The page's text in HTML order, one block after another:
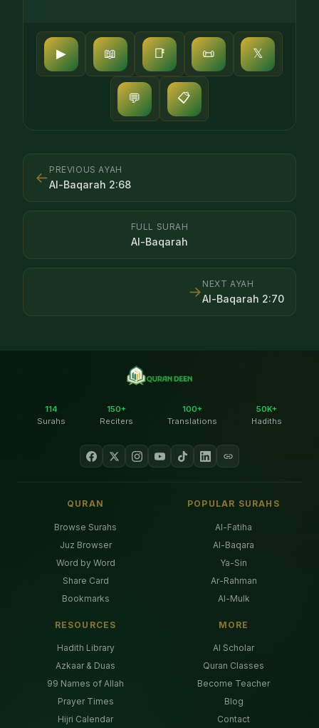
▶ 📖 📑 📜 𝕏
💬 📋
← PREVIOUS AYAH
Al-Baqarah 2:68
FULL SURAH
Al-Baqarah
NEXT AYAH
Al-Baqarah 2:70
→
114
Surahs
150+
Reciters
100+
Translations
50K+
Hadiths
QURAN
Browse Surahs
Juz Browser
Word by Word
Share Card
Bookmarks
POPULAR SURAHS
Al-Fatiha
Al-Baqara
Ya-Sin
Ar-Rahman
Al-Mulk
RESOURCES
Hadith Library
Azkaar & Duas
99 Names of Allah
Prayer Times
Hijri Calendar
MORE
AI Scholar
Quran Classes
Become Teacher
Blog
Contact